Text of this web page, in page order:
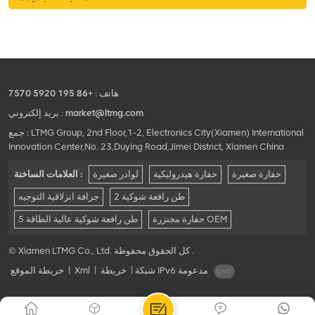
هاتف : +86 195 5920 7570
بريد إلكتروني : market@ltmg.com
جمع : LTMG Group, 2nd Floor,1-2, Electronics City(Xiamen) International
Innovation Center,No. 23,Duying Road,Jimei District, Xiamen China
العلامات الساخنة : لوادر صغيرة حفارة هيدروليكية حفارة صغيرة
جرافة انزلاقية التوجيه 2 طن رافعة شوكية
5 طن رافعة شوكية عالية الطاقة حفارة مجنزرة OEM
© Xiamen LTMG Co., Ltd. كل الحقوق محفوظة .
خريطة الموقع
Xml خريطة